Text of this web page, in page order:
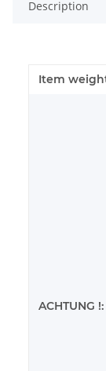
Description
Item
ACHTUNG !: